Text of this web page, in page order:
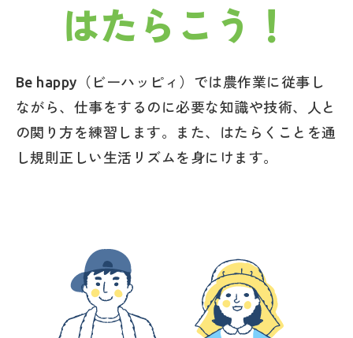
はたらこう！
Be happy（ビーハッピィ）では農作業に従事し
ながら、仕事をするのに必要な知識や技術、人と
の関り方を練習します。また、はたらくことを通
し規則正しい生活リズムを身にけます。